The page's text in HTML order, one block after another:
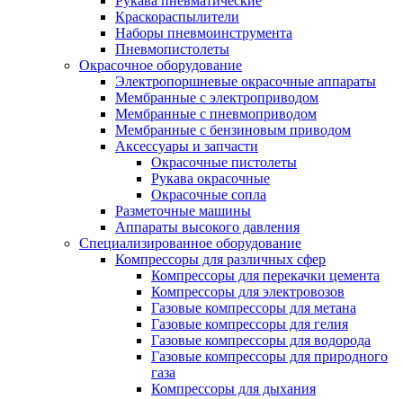
Краскораспылители
Наборы пневмоинструмента
Пневмопистолеты
Окрасочное оборудование
Электропоршневые окрасочные аппараты
Мембранные с электроприводом
Мембранные с пневмоприводом
Мембранные с бензиновым приводом
Аксессуары и запчасти
Окрасочные пистолеты
Рукава окрасочные
Окрасочные сопла
Разметочные машины
Аппараты высокого давления
Специализированное оборудование
Компрессоры для различных сфер
Компрессоры для перекачки цемента
Компрессоры для электровозов
Газовые компрессоры для метана
Газовые компрессоры для гелия
Газовые компрессоры для водорода
Газовые компрессоры для природного
газа
Компрессоры для дыхания